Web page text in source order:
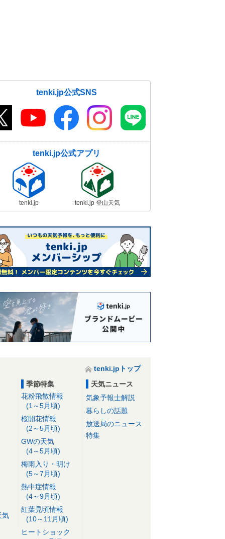
tenki.jp公式SNS
tenki.jp公式アプリ
tenki.jp tenki.jp 登山天気
tenki.jpトップ
気
季節特集
花粉飛散情報
(1～5月頃)
桜開花情報
(2～5月頃)
GWの天気
(4～5月頃)
梅雨入り・明け
(5～7月頃)
熱中症情報
(4～9月頃)
紅葉見頃情報
(10～11月頃)
ヒートショック
天気ニュース
気象予報士解説
暮らしの話題
放送局のニュース
特集